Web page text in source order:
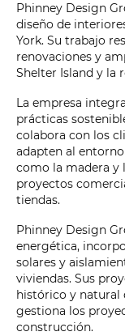
Phinney Design
diseño de
York. Su trabajo
renovaciones y
Shelter Island y la
La empresa
prácticas
colabora con los
adapten al
como la madera y
proyectos
tiendas.
Phinney Design
energética,
solares y
viviendas. Sus
histórico y natural
gestiona los
construcción.